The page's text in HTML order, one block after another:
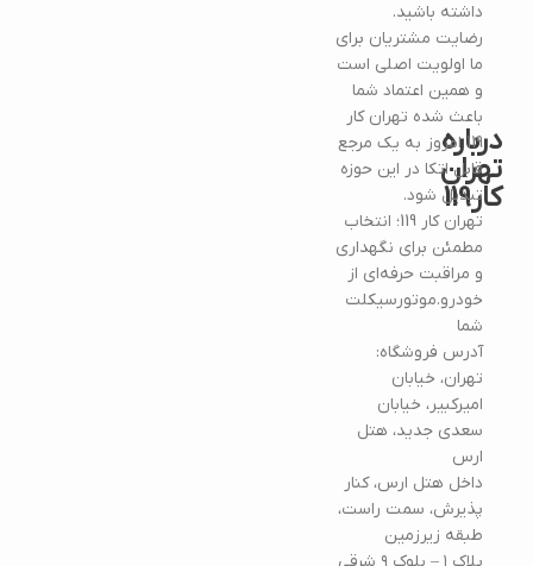
درباره
تهران
کار119
داشته باشید.
رضایت مشتریان برای
ما اولویت اصلی است
و همین اعتماد شما
باعث شده تهران کار
119 امروز به یک مرجع
قابل اتکا در این حوزه
تبدیل شود.
تهران کار 119؛ انتخاب
مطمئن برای نگهداری
و مراقبت حرفه‌ای از
خودرو.موتورسیکلت
شما
آدرس فروشگاه:
تهران، خیابان
امیرکبیر، خیابان
سعدی جدید، هتل
ارس
داخل هتل ارس، کنار
پذیرش، سمت راست،
طبقه زیرزمین